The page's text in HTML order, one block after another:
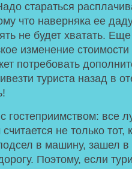
стараться
что наверняка ее
не будет хватать.
изменение
потребовать
туриста назад в
гостеприимством: все
не только тот,
в машину, зашел в
Поэтому, если